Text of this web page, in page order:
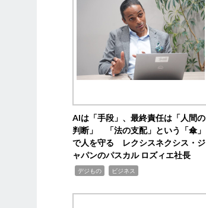
AIは「手段」、最終責任は「人間の
判断」 「法の支配」という「傘」
で人を守る レクシスネクシス・ジ
ャパンのパスカル ロズィエ社長
デジもの ビジネス